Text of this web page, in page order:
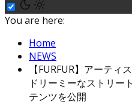
You are here:
Home
NEWS
【FURFUR】アーティ
ドリーミーなストリー
テンツを公開